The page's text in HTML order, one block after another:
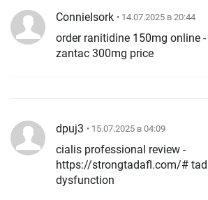
ConnieIsork • 14.07.2025 в 20:44
order ranitidine 150mg online -
zantac 300mg price
dpuj3 • 15.07.2025 в 04:09
cialis professional review -
https://strongtadafl.com/# tadalafil dose for erectile
dysfunction